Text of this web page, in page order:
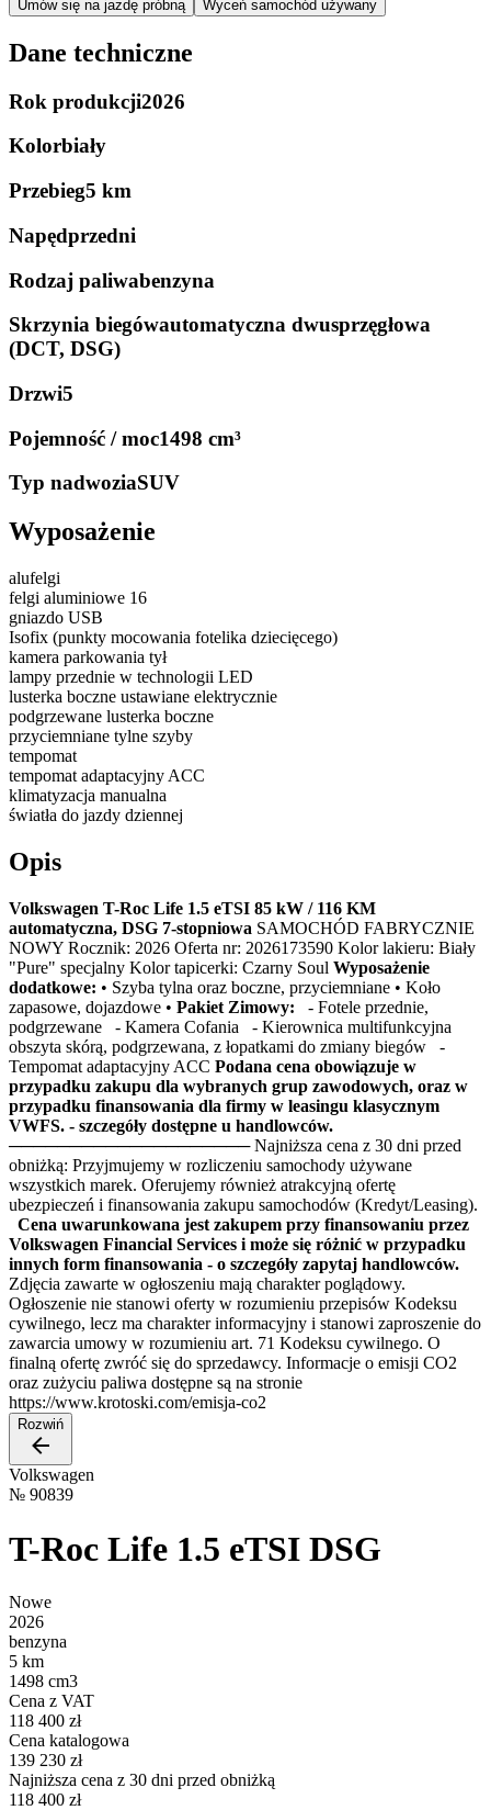
Umów się na jazdę próbną Wyceń samochód używany
Dane techniczne
Rok produkcji2026
Kolorbiały
Przebieg5 km
Napędprzedni
Rodzaj paliwabenzyna
Skrzynia biegówautomatyczna dwusprzęgłowa
(DCT, DSG)
Drzwi5
Pojemność / moc1498 cm³
Typ nadwoziaSUV
Wyposażenie
alufelgi
felgi aluminiowe 16
gniazdo USB
Isofix (punkty mocowania fotelika dziecięcego)
kamera parkowania tył
lampy przednie w technologii LED
lusterka boczne ustawiane elektrycznie
podgrzewane lusterka boczne
przyciemniane tylne szyby
tempomat
tempomat adaptacyjny ACC
klimatyzacja manualna
światła do jazdy dziennej
Opis
Volkswagen T-Roc Life 1.5 eTSI 85 kW / 116 KM
automatyczna, DSG 7-stopniowa SAMOCHÓD FABRYCZNIE
NOWY Rocznik: 2026 Oferta nr: 2026173590 Kolor lakieru: Biały
"Pure" specjalny Kolor tapicerki: Czarny Soul Wyposażenie
dodatkowe: • Szyba tylna oraz boczne, przyciemniane • Koło
zapasowe, dojazdowe • Pakiet Zimowy: - Fotele przednie,
podgrzewane - Kamera Cofania - Kierownica multifunkcyjna
obszyta skórą, podgrzewana, z łopatkami do zmiany biegów -
Tempomat adaptacyjny ACC Podana cena obowiązuje w
przypadku zakupu dla wybranych grup zawodowych, oraz w
przypadku finansowania dla firmy w leasingu klasycznym
VWFS. - szczegóły dostępne u handlowców.
──────────────────── Najniższa cena z 30 dni przed
obniżką: Przyjmujemy w rozliczeniu samochody używane
wszystkich marek. Oferujemy również atrakcyjną ofertę
ubezpieczeń i finansowania zakupu samochodów (Kredyt/Leasing).
Cena uwarunkowana jest zakupem przy finansowaniu przez
Volkswagen Financial Services i może się różnić w przypadku
innych form finansowania - o szczegóły zapytaj handlowców.
Zdjęcia zawarte w ogłoszeniu mają charakter poglądowy.
Ogłoszenie nie stanowi oferty w rozumieniu przepisów Kodeksu
cywilnego, lecz ma charakter informacyjny i stanowi zaproszenie do
zawarcia umowy w rozumieniu art. 71 Kodeksu cywilnego. O
finalną ofertę zwróć się do sprzedawcy. Informacje o emisji CO2
oraz zużyciu paliwa dostępne są na stronie
https://www.krotoski.com/emisja-co2
Rozwiń
Volkswagen
№ 90839
T-Roc Life 1.5 eTSI DSG
Nowe
2026
benzyna
5 km
1498 cm3
Cena z VAT
118 400 zł
Cena katalogowa
139 230 zł
Najniższa cena z 30 dni przed obniżką
118 400 zł